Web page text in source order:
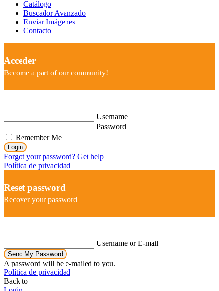
Catálogo
Buscador Avanzado
Enviar Imágenes
Contacto
Acceder
Become a part of our community!
Username
Password
Remember Me
Login
Forgot your password? Get help
Política de privacidad
Reset password
Recover your password
Username or E-mail
Send My Password
A password will be e-mailed to you.
Política de privacidad
Back to